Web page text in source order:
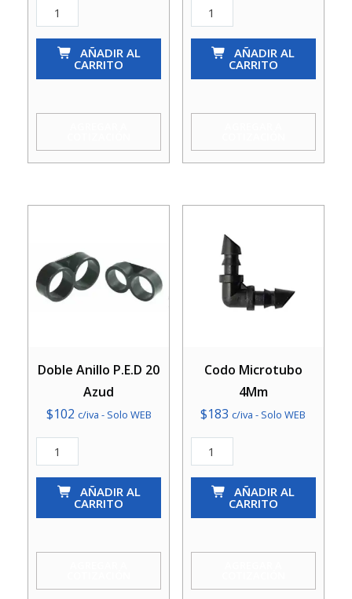
Tee
Microtubo
4Mm
AÑADIR AL
CARRITO
Goma
Gromith
cantidadAÑADIR AL
CARRITO
Doble Anillo P.E.D 20
Azud
$102 c/iva - Solo WEB
Doble
Anillo
P.E.D
cantidad
AÑADIR AL
CARRITO
Codo Microtubo
4Mm
$183 c/iva - Solo WEB
Codo
Microtubo
4Mm
cantidad
AÑADIR AL
CARRITO